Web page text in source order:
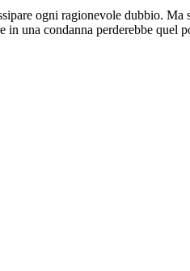
ogni ragionevole dubbio. Ma
una condanna perderebbe quel